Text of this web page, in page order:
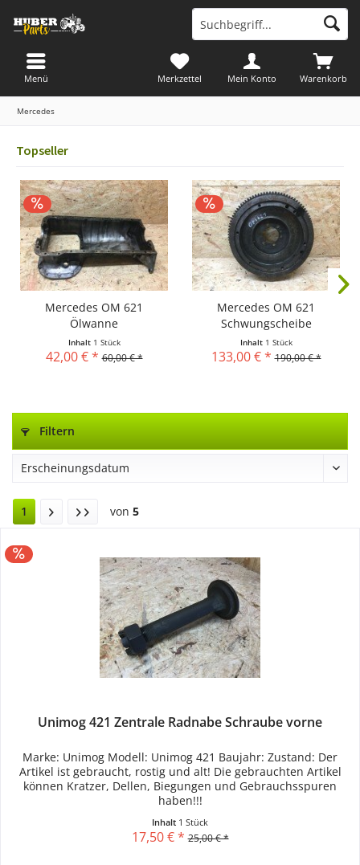
Warenkorb
Merkzettel Mein Konto
Menü
Mercedes
Topseller
Mercedes OM 621
Ölwanne
Inhalt 1 Stück
42,00 € * 60,00 € *
Mercedes OM 621
Schwungscheibe
Inhalt 1 Stück
133,00 € * 190,00 € *
Filtern
1 von 5
Unimog 421 Zentrale Radnabe Schraube vorne
Marke: Unimog Modell: Unimog 421 Baujahr: Zustand: Der
Artikel ist gebraucht, rostig und alt! Die gebrauchten Artikel
können Kratzer, Dellen, Biegungen und Gebrauchsspuren
haben!!!
Inhalt 1 Stück
17,50 € * 25,00 € *